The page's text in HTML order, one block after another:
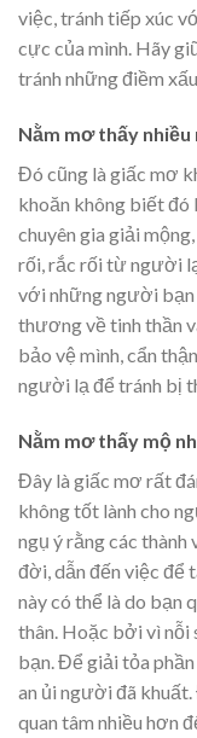
việc, tránh tiếp xúc
cực của mình. Hãy
tránh những điềm
Nằm mơ thấy
Đó cũng là giấc mơ
khoăn không biết đó
chuyên gia giải
rối, rắc rối từ người
với những người bạn
thương về tinh thần
bảo vệ mình, cẩn
người lạ để tránh bị
Nằm mơ thấy mộ
Đây là giấc mơ rất
không tốt lành cho
ngụ ý rằng các thành
đời, dẫn đến việc để
này có thể là do bạn
thân. Hoặc bởi vì nỗi
bạn. Để giải tỏa
an ủi người đã khuất.
quan tâm nhiều hơn